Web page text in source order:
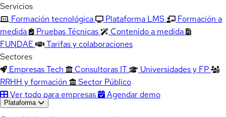
Servicios
Formación tecnológica
Plataforma LMS
Formación a
medida
Pruebas Técnicas
Contenido a medida
FUNDAE
Tarifas y colaboraciones
Sectores
Empresas Tech
Consultoras IT
Universidades y FP
RRHH y formación
Sector Público
Ver todo para empresas
Agendar demo
Plataforma